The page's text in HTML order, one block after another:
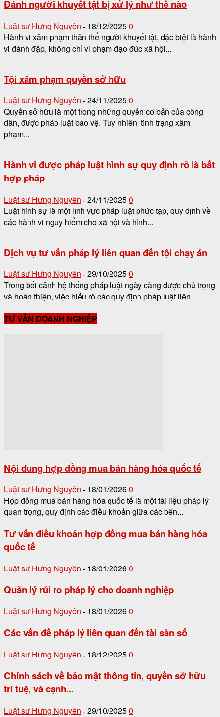
Đánh người khuyết tật bị xử lý như thế nào
Luật sư Hưng Nguyên - 18/12/20250
Hành vi xâm phạm thân thể người khuyết tật, đặc biệt là hành
vi đánh đập, không chỉ vi phạm đạo đức xã hội...
Tội xâm phạm quyền sở hữu
Luật sư Hưng Nguyên - 24/11/20250
Quyền sở hữu là một trong những quyền cơ bản của công
dân, được pháp luật bảo vệ. Tuy nhiên, tình trạng xâm
phạm...
Hành vi được pháp luật hình sự quy định rõ là bất
hợp pháp
Luật sư Hưng Nguyên - 24/11/20250
Luật hình sự là một lĩnh vực pháp luật phức tạp, quy định về
các hành vi nguy hiểm cho xã hội và hình...
Dịch vụ tư vấn pháp lý liên quan đến tội chạy án
Luật sư Hưng Nguyên - 29/10/20250
Trong bối cảnh hệ thống pháp luật ngày càng được chú trọng
và hoàn thiện, việc hiểu rõ các quy định pháp luật liên...
TƯ VẤN DOANH NGHIỆP
Nội dung hợp đồng mua bán hàng hóa quốc tế
Luật sư Hưng Nguyên - 18/01/20260
Hợp đồng mua bán hàng hóa quốc tế là một tài liệu pháp lý
quan trọng, quy định các điều khoản giữa các bên...
Tư vấn điều khoản hợp đồng mua bán hàng hóa
quốc tế
Luật sư Hưng Nguyên - 18/01/20260
Quản lý rủi ro pháp lý cho doanh nghiệp
Luật sư Hưng Nguyên - 18/01/20260
Các vấn đề pháp lý liên quan đến tài sản số
Luật sư Hưng Nguyên - 18/12/20250
Chính sách về bảo mật thông tin, quyền sở hữu
trí tuệ, và cạnh...
Luật sư Hưng Nguyên - 29/10/20250